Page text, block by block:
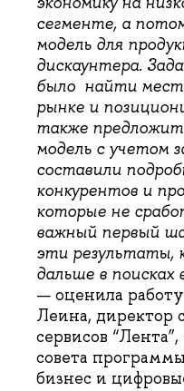
сегменте, а
модель для
дискаунтера.
было найти
рынке и
также
модель с учетом
составили
конкурентов и
которые не
важный первый
эти результаты,
дальше в
— оценила
Леина, директор
сервисов
совета
бизнес и